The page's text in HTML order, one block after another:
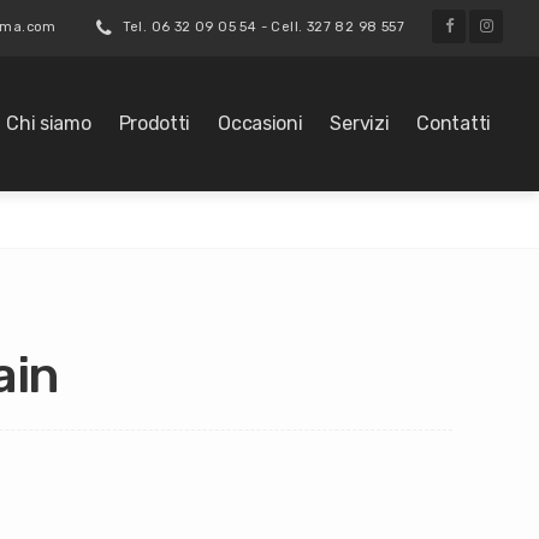
Tel. 06 32 09 05 54 - Cell. 327 82 98 557
Chi siamo Prodotti Occasioni Servizi Contatti